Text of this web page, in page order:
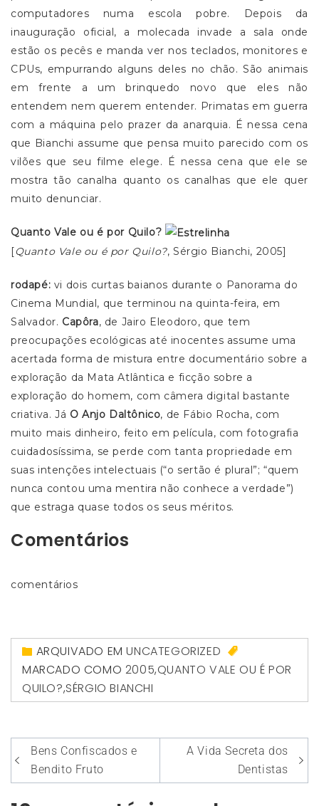
computadores numa escola pobre. Depois da
inauguração oficial, a molecada invade a sala onde
estão os pecês e manda ver nos teclados, monitores e
CPUs, empurrando alguns deles no chão. São animais
em frente a um brinquedo novo que eles não
entendem nem querem entender. Primatas em guerra
com a máquina pelo prazer da anarquia. É nessa cena
que Bianchi assume que pensa muito parecido com os
vilões que seu filme elege. É nessa cena que ele se
mostra tão canalha quanto os canalhas que ele quer
muito denunciar.
Quanto Vale ou é por Quilo?
[Quanto Vale ou é por Quilo?, Sérgio Bianchi, 2005]
rodapé: vi dois curtas baianos durante o Panorama do
Cinema Mundial, que terminou na quinta-feira, em
Salvador. Capôra, de Jairo Eleodoro, que tem
preocupações ecológicas até inocentes assume uma
acertada forma de mistura entre documentário sobre a
exploração da Mata Atlântica e ficção sobre a
exploração do homem, com câmera digital bastante
criativa. Já O Anjo Daltônico, de Fábio Rocha, com
muito mais dinheiro, feito em película, com fotografia
cuidadosíssima, se perde com tanta propriedade em
suas intenções intelectuais (“o sertão é plural”; “quem
nunca contou uma mentira não conhece a verdade”)
que estraga quase todos os seus méritos.
Comentários
comentários
ARQUIVADO EMUNCATEGORIZED
MARCADO COMO 2005,QUANTO VALE OU É POR
QUILO?,SÉRGIO BIANCHI
Navegação
de
Post
Bens Confiscados e
Bendito Fruto
A Vida Secreta dos
Dentistas